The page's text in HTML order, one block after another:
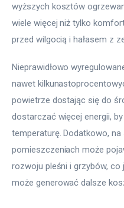
wyższych kosztów
wiele więcej niż tylko
przed wilgocią i hałasem z
Nieprawidłowo
nawet
powietrze dostając się do
dostarczać więcej energii,
temperaturę. Dodatkowo,
pomieszczeniach może
rozwoju pleśni i grzybów,
może generować dalsze